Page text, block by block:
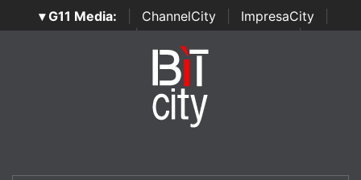
▾ G11 Media: ChannelCity ImpresaCity
SecurityOpenLab | Italian Channel Awards | Italian
Italian Security Awards